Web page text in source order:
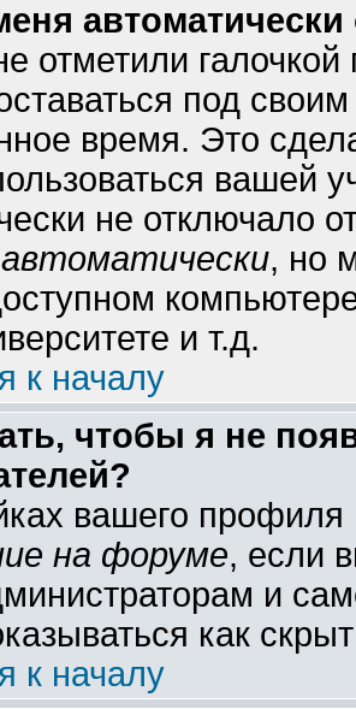
автоматически
отметили галочкой
под
время. Это
вашей
не отключало
, но
и т.д.
к началу
чтобы я не
вашего
на форуме, если
и
как
к началу